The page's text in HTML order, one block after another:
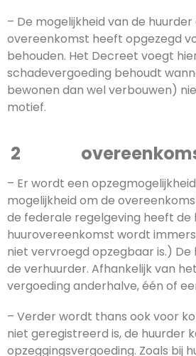
– De mogelijkheid van de
overeenkomst heeft opgezegd
behouden. Het Decreet voegt
schadevergoeding behoudt
bewonen dan wel verbouwen)
motief.
2 overeenkomst
– Er wordt een
mogelijkheid om de
de federale regelgeving heeft de
huurovereenkomst wordt
niet vervroegd opzegbaar is.)
de verhuurder. Afhankelijk van
vergoeding anderhalve, één of
– Verder wordt thans ook voor
niet geregistreerd is, de huurder
opzeggingsvergoeding. Zoals bij